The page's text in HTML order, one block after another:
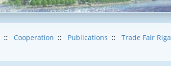
:: Cooperation :: Publications :: Trade Fair Riga